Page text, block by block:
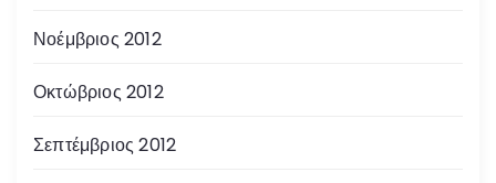
Νοέμβριος 2012
Οκτώβριος 2012
Σεπτέμβριος 2012